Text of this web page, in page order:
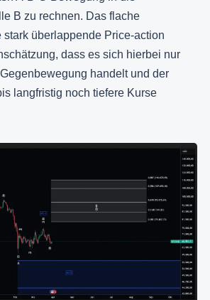
B zu rechnen. Das flache
stark überlappende Price-action
dass es sich hierbei nur
handelt und der
langfristig noch tiefere Kurse